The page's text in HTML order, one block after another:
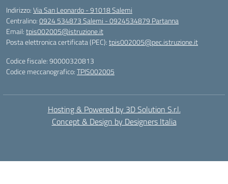
Indirizzo:Via San Leonardo - 91018 Salemi
Centralino:0924 534873 Salemi - 0924534879 Partanna
Email:tpis002005@istruzione.it
Posta elettronica certificata (PEC):tpis002005@pec.istruzione.it
Codice fiscale: 90000320813
Codice meccanografico:TPIS002005
Hosting & Powered by 3D Solution S.r.l.
Concept & Design by Designers Italia